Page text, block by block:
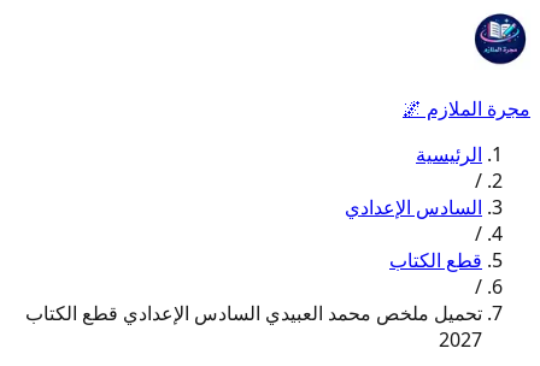
مجرة الملازم 🌌
الرئيسية
/
السادس الإعدادي
/
قطع الكتاب
/
تحميل ملخص محمد العبيدي السادس الإعدادي قطع الكتاب
2027